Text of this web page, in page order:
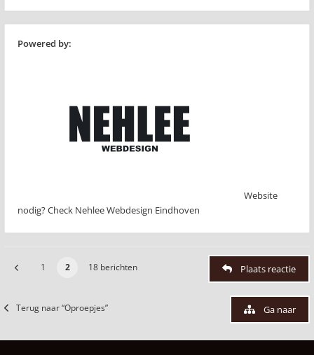
Powered by:
Website
nodig? Check Nehlee Webdesign Eindhoven
1 2 18 berichten Plaats reactie
Terug naar “Oproepjes” Ga naar